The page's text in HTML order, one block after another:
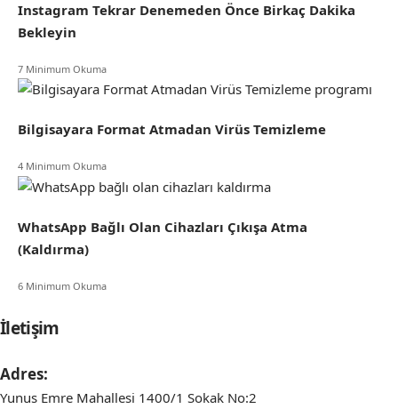
Instagram Tekrar Denemeden Önce Birkaç Dakika
Bekleyin
7 Minimum Okuma
Bilgisayara Format Atmadan Virüs Temizleme
4 Minimum Okuma
WhatsApp Bağlı Olan Cihazları Çıkışa Atma
(Kaldırma)
6 Minimum Okuma
İletişim
Adres:
Yunus Emre Mahallesi 1400/1 Sokak No:2